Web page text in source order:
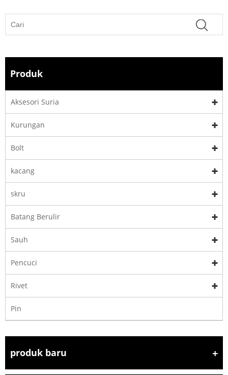
Produk
Aksesori Suria
Kurungan
Bolt
kacang
skru
Batang Berulir
Sauh
Pencuci
Rivet
Pin
produk baru